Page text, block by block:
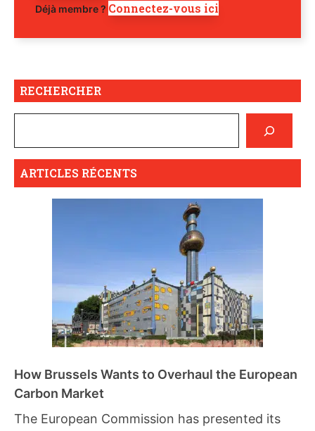
Déjà membre ? Connectez-vous ici
RECHERCHER
ARTICLES RÉCENTS
How Brussels Wants to Overhaul the European
Carbon Market
The European Commission has presented its